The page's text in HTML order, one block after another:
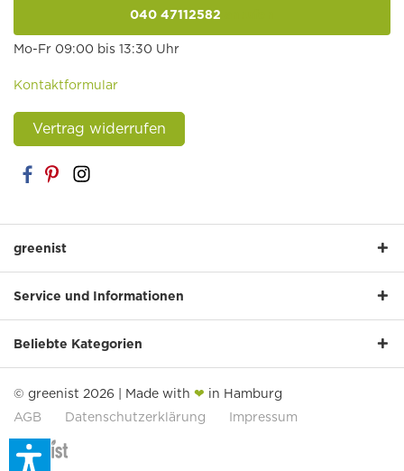
040 47112582
Mo-Fr 09:00 bis 13:30 Uhr
Kontaktformular
Vertrag widerrufen
greenist
Service und Informationen
Beliebte Kategorien
© greenist 2026 | Made with ❤ in Hamburg
AGB
Datenschutzerklärung Impressum